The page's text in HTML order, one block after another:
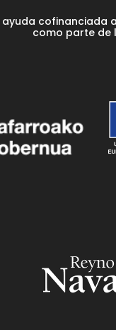
cofinanciada
como parte de